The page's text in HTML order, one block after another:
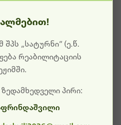
ამჟამად
და ტექნიკური
იქნება. გმადლობთ
„სატურნი“ (ე.წ.
რეაბილიტაციის
პირი: